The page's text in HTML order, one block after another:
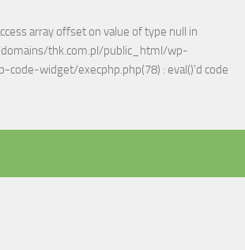
array offset on value of type null in
thk.com.pl/public_html/wp-
code-widget/execphp.php(78) : eval()'d code